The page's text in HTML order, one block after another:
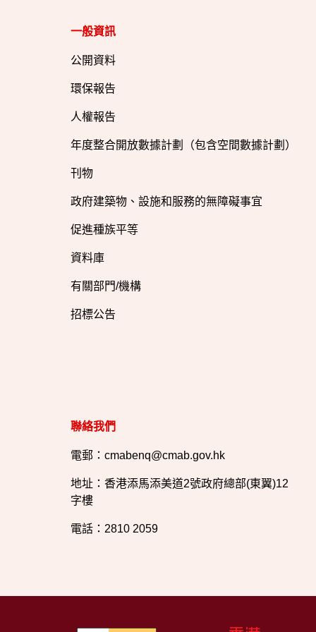
一般資訊​
公開資料
環保報告
人權報告
年度整合開放數據計劃（包含空間數據計劃）
刊物
政府建築物、設施和服務的無障礙事宜
促進種族平等
資料庫
有關部門/機構
招標公告
聯絡我們
電郵：cmabenq@cmab.gov.hk​
地址：香港添馬添美道2號政府總部(東翼)12
字樓
電話：2810 2059